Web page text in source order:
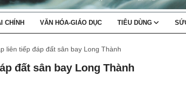
CHÍNH VĂN HÓA-GIÁO DỤC TIÊU DÙNG
liên tiếp đáp đất sân bay Long Thành
đất sân bay Long Thành